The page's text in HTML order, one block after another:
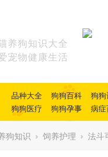
养狗知识大全
宠物健康生活
品种大全 狗狗百科 狗狗
狗狗医疗
狗狗孕事 病
狗知识 饲养护理 法斗